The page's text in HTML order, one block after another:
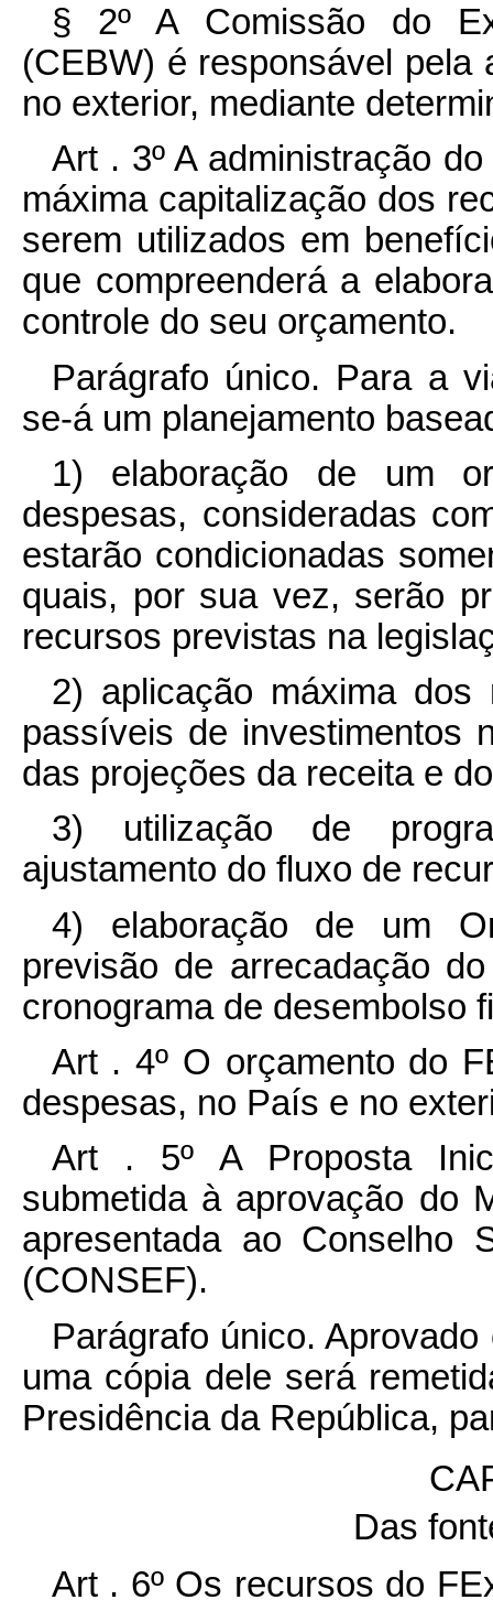
§ 2º A Comissão do
(CEBW) é responsável pela
no exterior, mediante
Art . 3º A administração
máxima capitalização dos
serem utilizados em
que compreenderá a
controle do seu orçamento.
Parágrafo único. Para a
se-á um planejamento
1) elaboração de um
despesas, consideradas
estarão condicionadas
quais, por sua vez, serão
recursos previstas na
2) aplicação máxima dos
passíveis de investimentos
das projeções da receita e
3) utilização de
ajustamento do fluxo de
4) elaboração de um
previsão de arrecadação
cronograma de desembolso
Art . 4º O orçamento do
despesas, no País e no
Art . 5º A Proposta
submetida à aprovação do
apresentada ao Conselho
(CONSEF).
Parágrafo único.
uma cópia dele será
Presidência da República,
Das
Art . 6º Os recursos do